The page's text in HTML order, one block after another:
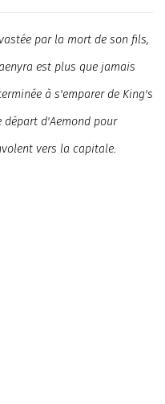
par la mort de son fils,
est plus que jamais
à s'emparer de King's
départ d'Aemond pour
vers la capitale.